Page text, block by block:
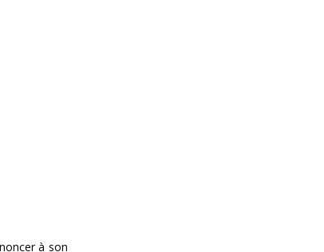
à son